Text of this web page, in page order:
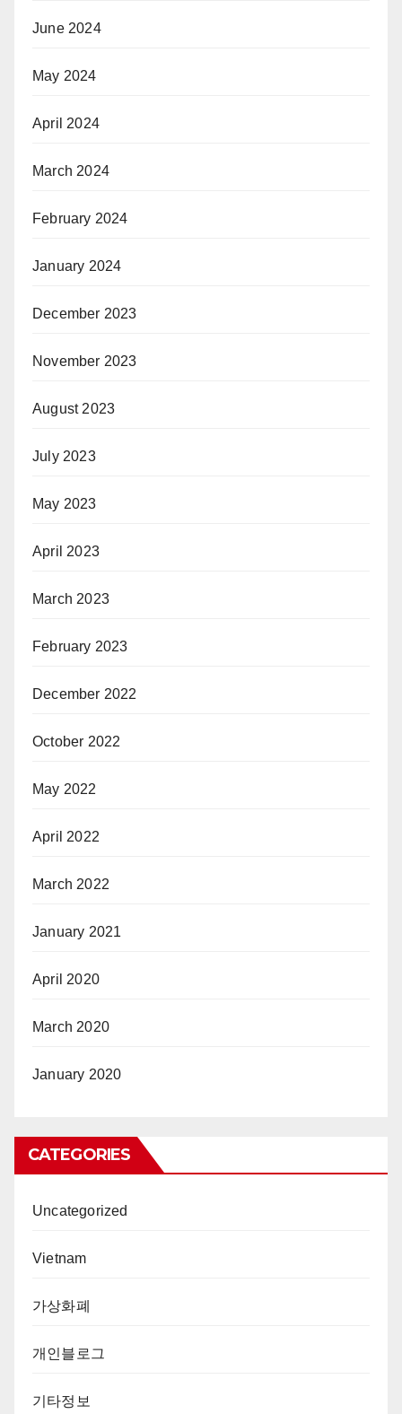
June 2024
May 2024
April 2024
March 2024
February 2024
January 2024
December 2023
November 2023
August 2023
July 2023
May 2023
April 2023
March 2023
February 2023
December 2022
October 2022
May 2022
April 2022
March 2022
January 2021
April 2020
March 2020
January 2020
CATEGORIES
Uncategorized
Vietnam
가상화폐
개인블로그
기타정보